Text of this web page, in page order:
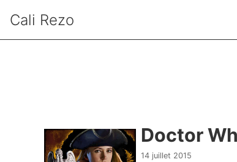
Cali Rezo
Doctor
14 juillet 2015